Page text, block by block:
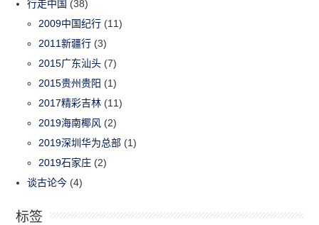
行走中国 (38)
2009中国纪行 (11)
2011新疆行 (3)
2015广东汕头 (7)
2015贵州贵阳 (1)
2017精彩吉林 (11)
2019海南椰风 (2)
2019深圳华为总部 (1)
2019石家庄 (2)
谈古论今 (4)
标签